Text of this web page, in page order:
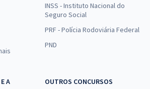
INSS - Instituto Nacional do
Seguro Social
PRF - Polícia Rodoviária Federal
PND
A
OUTROS CONCURSOS